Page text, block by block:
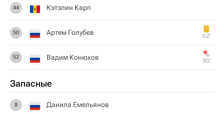
44 Кэтэлин Карп
50 Артем Голубев 62‎’‎
52 Вадим Конюхов 90‎’‎
Запасные
8 Данила Емельянов